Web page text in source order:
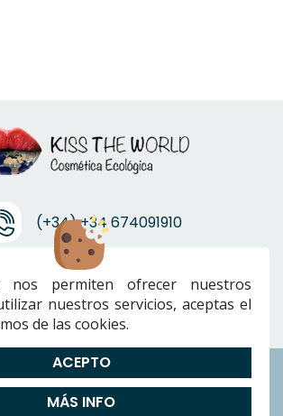
(+34) +34 674091910
info@ktwcanarias.com
|Preguntas Frecuentes|Cookies|Aviso
de Privacidad|Términos y condiciones
nos permiten ofrecer nuestros
nuestros servicios, aceptas el
de las cookies.
ACEPTO
MÁS INFO